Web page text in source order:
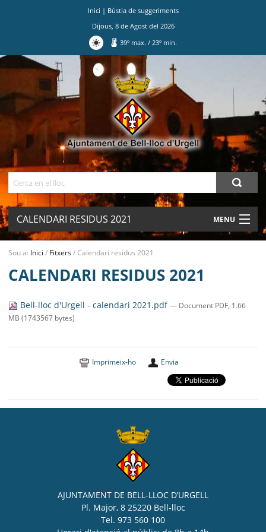
Inici | Bústia de suggeriments
Dijous, 8de Agostdel 2026
39º max./ 23º min.
CALENDARI RESIDUS 2021 MENU
MUNICIPI
BELL-LLOC SOLUCIONA
Sou a: Inici / Fitxers/Calendari residus 2021
CALENDARI RESIDUS 2021
Bell-lloc d'Urgell - calendari 2021.pdf— Document PDF, 1.66
MB (1743567 bytes)
Imprimeix-ho Envia
AJUNTAMENT DE BELL-LLOC D’URGELL
Pl. Major, 8 25220 Bell-lloc
Tel. 973 560 100